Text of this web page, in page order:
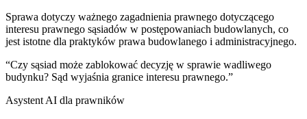
Sprawa dotyczy ważnego zagadnienia prawnego dotyczącego
interesu prawnego sąsiadów w postępowaniach budowlanych, co
jest istotne dla praktyków prawa budowlanego i administracyjnego.
“Czy sąsiad może zablokować decyzję w sprawie wadliwego
budynku? Sąd wyjaśnia granice interesu prawnego.”
Asystent AI dla prawników